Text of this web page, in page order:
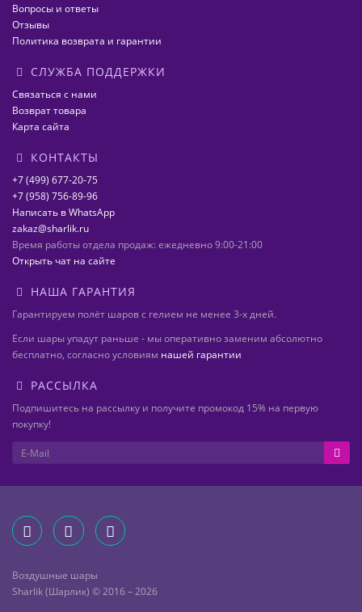
Вопросы и ответы
Отзывы
Политика возврата и гарантии
СЛУЖБА ПОДДЕРЖКИ
Связаться с нами
Возврат товара
Карта сайта
КОНТАКТЫ
+7 (499) 677-20-75
+7 (958) 756-89-96
Написать в WhatsApp
zakaz@sharlik.ru
Время работы отдела продаж: ежедневно 9:00-21:00
Открыть чат на сайте
НАША ГАРАНТИЯ
Гарантируем полёт шаров с гелием не менее 3-х дней.
Если шары упадут раньше - мы оперативно заменим абсолютно
бесплатно, согласно условиям нашей гарантии
РАССЫЛКА
Подпишитесь на рассылку и получите промокод 15% на первую
покупку!
Воздушные шары
Sharlik (Шарлик) © 2016 – 2026